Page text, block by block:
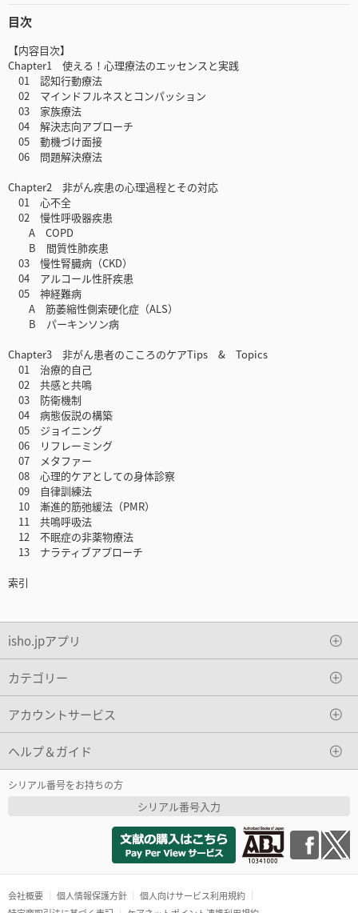
目次
【内容目次】
Chapter1 使える！心理療法のエッセンスと実践
01 認知行動療法
02 マインドフルネスとコンパッション
03 家族療法
04 解決志向アプローチ
05 動機づけ面接
06 問題解決療法
Chapter2 非がん疾患の心理過程とその対応
01 心不全
02 慢性呼吸器疾患
A COPD
B 間質性肺疾患
03 慢性腎臓病（CKD）
04 アルコール性肝疾患
05 神経難病
A 筋萎縮性側索硬化症（ALS）
B パーキンソン病
Chapter3 非がん患者のこころのケアTips & Topics
01 治療的自己
02 共感と共鳴
03 防衛機制
04 病態仮説の構築
05 ジョイニング
06 リフレーミング
07 メタファー
08 心理的ケアとしての身体診察
09 自律訓練法
10 漸進的筋弛緩法（PMR）
11 共鳴呼吸法
12 不眠症の非薬物療法
13 ナラティブアプローチ
索引
isho.jpアプリ
カテゴリー
アカウントサービス
ヘルプ＆ガイド
シリアル番号をお持ちの方
シリアル番号入力
会社概要 個人情報保護方針
個人向けサービス利用規約